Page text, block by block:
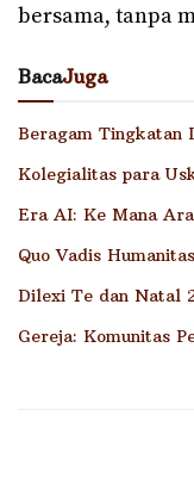
bersama, tanpa
BacaJuga
Beragam Tingkatan
Kolegialitas para
Era AI: Ke Mana
Quo Vadis
Dilexi Te dan Natal
Gereja: Komunitas